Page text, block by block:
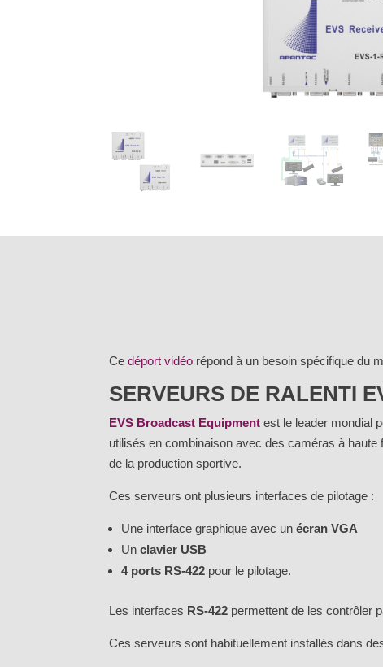
Cedéport vidéo répond à un besoin spécifique du
SERVEURS DE RALENTI
EVS Broadcast Equipment est le leader mondial
utilisés en combinaison avec des caméras à
de la production sportive.
Ces serveurs ont plusieurs interfaces de pilotage :
Une interface graphique avec unécran VGA
Unclavier USB
4 ports RS-422 pour le pilotage.
Les interfaces RS-422 permettent de les contrôler
Ces serveurs sont habituellement installés dans